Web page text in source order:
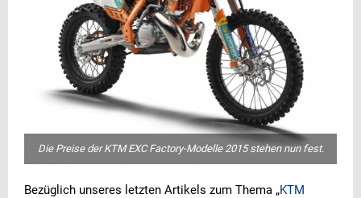
Die Preise der KTM EXC Factory-Modelle 2015 stehen nun fest.
Bezüglich unseres letzten Artikels zum Thema „KTM